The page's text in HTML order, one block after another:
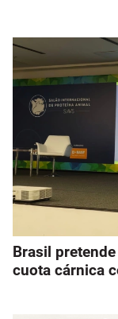
Brasil
cuota cárnica